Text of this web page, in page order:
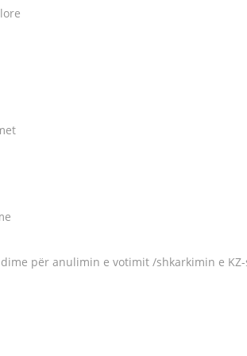
për anulimin e votimit /shkarkimin e KZ-